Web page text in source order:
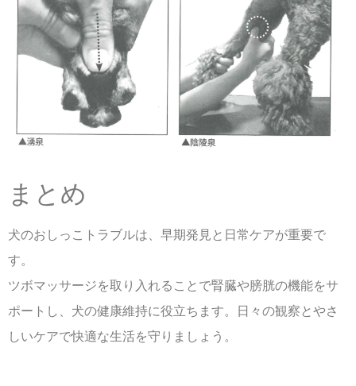
まとめ
犬のおしっこトラブルは、早期発見と日常ケアが重要で
す。
ツボマッサージを取り入れることで腎臓や膀胱の機能をサ
ポートし、犬の健康維持に役立ちます。日々の観察とやさ
しいケアで快適な生活を守りましょう。